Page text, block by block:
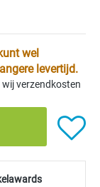
wel
levertijd.
verzendkosten